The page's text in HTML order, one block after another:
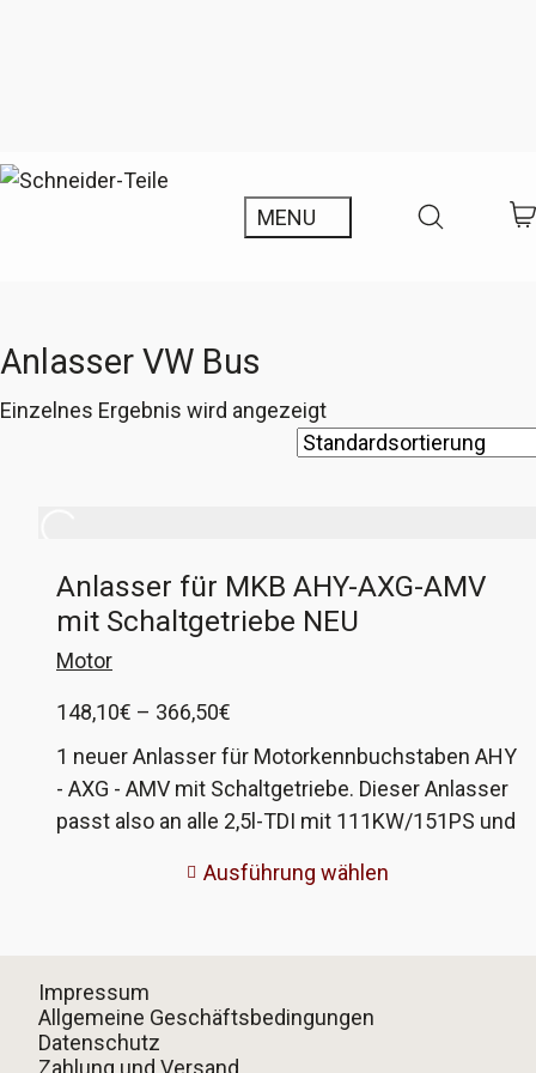
Anlasser VW Bus
Einzelnes Ergebnis wird angezeigt
Anlasser für MKB AHY-AXG-AMV
mit Schaltgetriebe NEU
Motor
148,10€ – 366,50€
148,10€
bis
366,50€
1 neuer Anlasser für Motorkennbuchstaben AHY
- AXG - AMV mit Schaltgetriebe. Dieser Anlasser
passt also an alle 2,5l-TDI mit 111KW/151PS und
VW-Vergleichsnummer 02B 911 023E Der
Group. HC-Cargo lässt in China produzieren und
führt in Deutschland regelmäßige
Produktkontrollen durch. Mein Eindruck von der
Ausführung wählen
Impressum
Allgemeine Geschäftsbedingungen
Datenschutz
Zahlung und Versand